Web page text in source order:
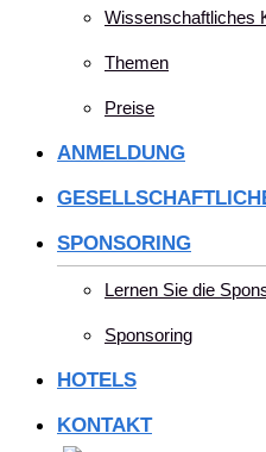
Wissenschaftliches
Themen
Preise
ANMELDUNG
SPONSORING
Lernen Sie die
Sponsoring
HOTELS
KONTAKT